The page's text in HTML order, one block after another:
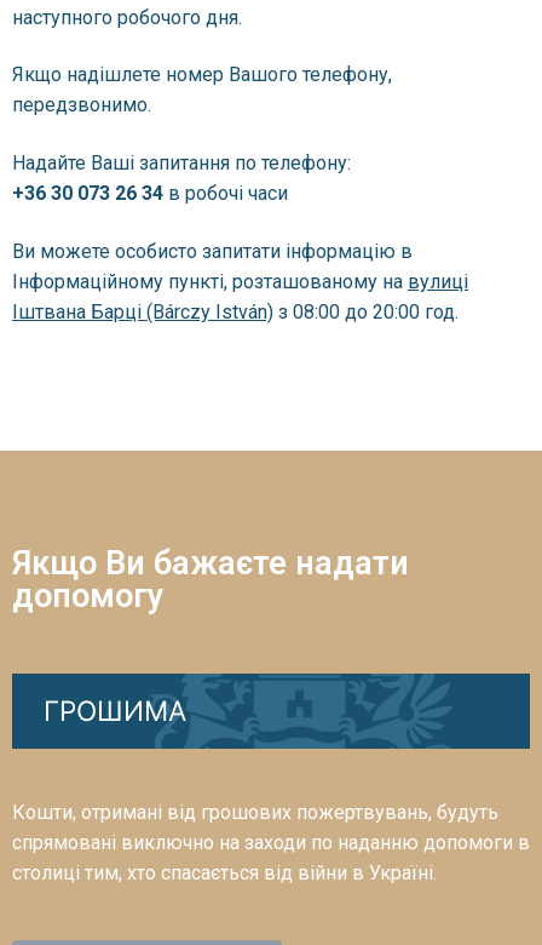
наступного робочого дня.
Якщо надішлете номер Вашого телефону,
передзвонимо.
Надайте Ваші запитання по телефону:
+36 30 073 26 34 в робочі часи
Ви можете особисто запитати інформацію в
Інформаційному пунктi, розташованому на вулицi
Iштвана Барцi (Bárczy István) з 08:00 до 20:00 год.
Якщо Ви бажаєте надати
допомогу
ГРОШИМА
Кошти, отримані від грошових пожертвувань, будуть
спрямовані виключно на заходи по наданню допомоги в
столиці тим, хто спасається від війни в Україні.